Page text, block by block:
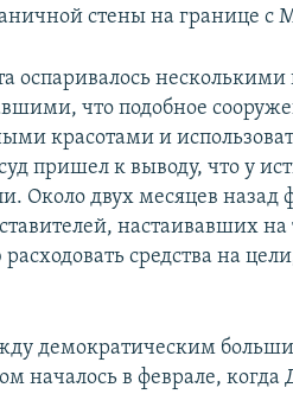
стены на границе с
оспаривалось
что подобное
красотами и
пришел к выводу, что у
Около двух месяцев назад
настаивавших
расходовать средства на
демократическим
началось в феврале, когда